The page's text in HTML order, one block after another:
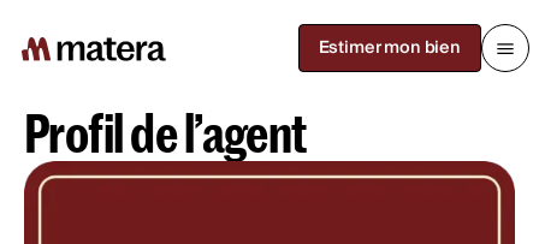
Estimer mon bien
Profil de l’agent